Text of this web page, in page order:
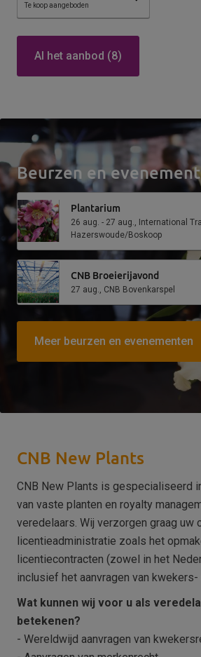
grasland
Te koop aangeboden
Al het aanbod (8)
Beurzen en
Plantarium
26 aug. - 27 aug., International
Hazerswoude/Boskoop
CNB Broeierijavond
27 aug., CNB Bovenkarspel
Meer beurzen en evenementen
CNB New Plants
CNB New Plants is gespecialiseerd
van vaste planten en royalty
veredelaars. Wij verzorgen graag uw
licentieadministratie zoals het
licentiecontracten (zowel in het
inclusief het aanvragen van kwekers-
Wat kunnen wij voor u als
betekenen?
- Wereldwijd aanvragen van